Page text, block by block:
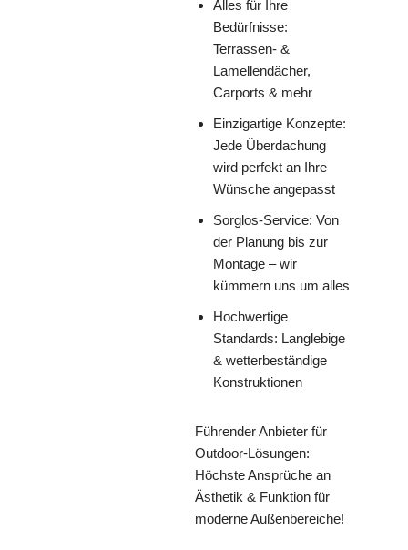
Alles für Ihre
Bedürfnisse:
Terrassen- &
Lamellendächer,
Carports & mehr
Einzigartige Konzepte:
Jede Überdachung
wird perfekt an Ihre
Wünsche angepasst
Sorglos-Service: Von
der Planung bis zur
Montage – wir
kümmern uns um alles
Hochwertige
Standards: Langlebige
& wetterbeständige
Konstruktionen
Führender Anbieter für
Outdoor-Lösungen:
Höchste Ansprüche an
Ästhetik & Funktion für
moderne Außenbereiche!